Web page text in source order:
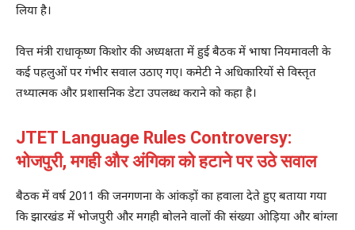
लिया है।
वित्त मंत्री राधाकृष्ण किशोरकी अध्यक्षता में हुई बैठक में भाषा नियमावली के
कई पहलुओं पर गंभीर सवाल उठाए गए। कमेटी ने अधिकारियों से विस्तृत
तथ्यात्मक और प्रशासनिक डेटा उपलब्ध कराने को कहा है।
JTET Language Rules Controversy:
भोजपुरी, मगही और अंगिका को हटाने पर उठे सवाल
बैठक में वर्ष 2011 की जनगणना के आंकड़ों का हवाला देते हुए बताया गया
कि झारखंड में भोजपुरी और मगही बोलने वालों की संख्या ओड़िया और बांग्ला